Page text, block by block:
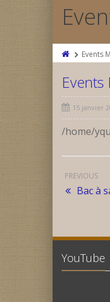
Events
Events
15 janvier
/home/
PREVIOUS
Bac à
YouTube